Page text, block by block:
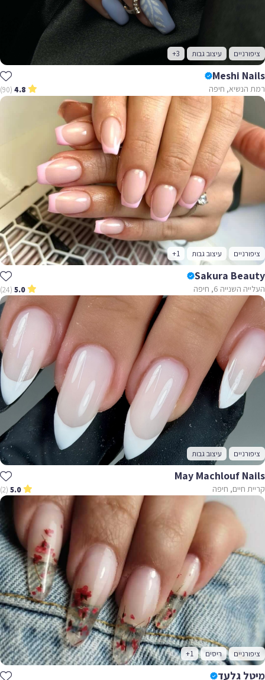
ציפורניים עיצוב גבות +3
Meshi Nails
רמת הנשיא, חיפה 4.8
(90)
ציפורניים עיצוב גבות +1
Sakura Beauty
העלייה השנייה 6, חיפה 5.0
(24)
ציפורניים עיצוב גבות
May Machlouf Nails
קריית חיים, חיפה 5.0
(2)
ציפורניים ריסים +1
מיטל גלעד